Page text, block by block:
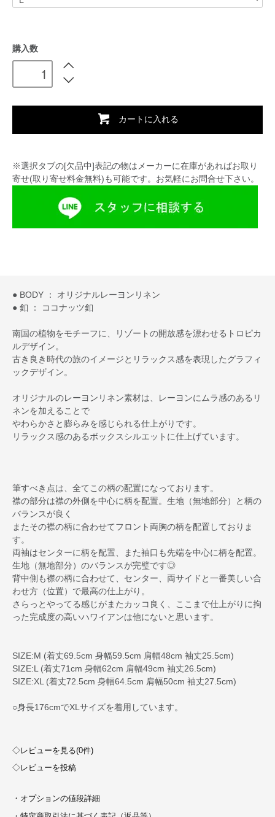
購入数
カートに入れる
※選択タブの[欠品中]表記の物はメーカーに在庫があればお取り
寄せ(取り寄せ料金無料)も可能です。お気軽にお問合せ下さい。
● BODY ： オリジナルレーヨンリネン
● 釦 ： ココナッツ釦
南国の植物をモチーフに、リゾートの開放感を漂わせるトロピカ
ルデザイン。
古き良き時代の旅のイメージとリラックス感を表現したグラフィ
ックデザイン。
オリジナルのレーヨンリネン素材は、レーヨンにムラ感のあるリ
ネンを加えることで
やわらかさと膨らみを感じられる仕上がりです。
リラックス感のあるボックスシルエットに仕上げています。
筆すべき点は、全てこの柄の配置になっております。
襟の部分は襟の外側を中心に柄を配置。生地（無地部分）と柄の
バランスが良く
またその襟の柄に合わせてフロント両胸の柄を配置しておりま
す。
両袖はセンターに柄を配置、また袖口も先端を中心に柄を配置。
生地（無地部分）のバランスが完璧です◎
背中側も襟の柄に合わせて、センター、両サイドと一番美しい合
わせ方（位置）で最高の仕上がり。
さらっとやってる感じがまたカッコ良く、ここまで仕上がりに拘
った完成度の高いハワイアンは他にないと思います。
SIZE:M (着丈69.5cm 身幅59.5cm 肩幅48cm 袖丈25.5cm)
SIZE:L (着丈71cm 身幅62cm 肩幅49cm 袖丈26.5cm)
SIZE:XL (着丈72.5cm 身幅64.5cm 肩幅50cm 袖丈27.5cm)
○身長176cmでXLサイズを着用しています。
◇レビューを見る(0件)
◇レビューを投稿
・オプションの値段詳細